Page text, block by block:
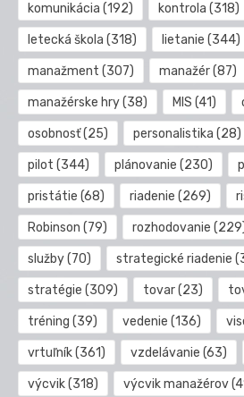
komunikácia (192) kontrola (318)
letecká škola (318) lietanie (344)
manažment (307) manažér(87)
manažérske hry(38) MIS (41)
osobnosť(25) personalistika (28)
pilot (344) plánovanie (230)
pristátie (68) riadenie (269)
Robinson (79) rozhodovanie
služby(70) strategické riadenie
stratégie (309) tovar(23)
tréning (39) vedenie (136)
vrtuľník(361) vzdelávanie (63)
výcvik(318) výcvik manažérov